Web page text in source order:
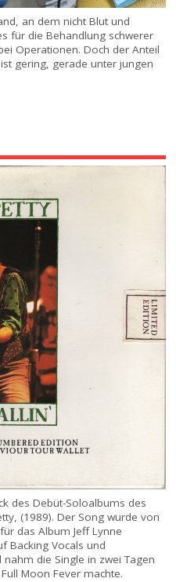
an dem nicht Blut und
für die Behandlung schwerer
Operationen. Doch der Anteil
gering, gerade unter jungen
des Debüt-Soloalbums des
(1989). Der Song wurde von
das Album Jeff Lynne
Backing Vocals und
die Single in zwei Tagen
Moon Fever machte.